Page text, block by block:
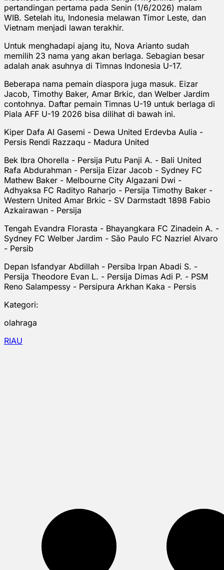
pertandingan pertama pada Senin (1/6/2026) malam
WIB. Setelah itu, Indonesia melawan Timor Leste, dan
Vietnam menjadi lawan terakhir.
Untuk menghadapi ajang itu, Nova Arianto sudah
memilih 23 nama yang akan berlaga. Sebagian besar
adalah anak asuhnya di Timnas Indonesia U-17.
Beberapa nama pemain diaspora juga masuk. Eizar
Jacob, Timothy Baker, Amar Brkic, dan Welber Jardim
contohnya. Daftar pemain Timnas U-19 untuk berlaga di
Piala AFF U-19 2026 bisa dilihat di bawah ini.
Kiper Dafa Al Gasemi - Dewa United Erdevba Aulia -
Persis Rendi Razzaqu - Madura United
Bek Ibra Ohorella - Persija Putu Panji A. - Bali United
Rafa Abdurahman - Persija Eizar Jacob - Sydney FC
Mathew Baker - Melbourne City Algazani Dwi -
Adhyaksa FC Radityo Raharjo - Persija Timothy Baker -
Western United Amar Brkic - SV Darmstadt 1898 Fabio
Azkairawan - Persija
Tengah Evandra Florasta - Bhayangkara FC Zinadein A. -
Sydney FC Welber Jardim - São Paulo FC Nazriel Alvaro
- Persib
Depan Isfandyar Abdillah - Persiba Irpan Abadi S. -
Persija Theodore Evan L. - Persija Dimas Adi P. - PSM
Reno Salampessy - Persipura Arkhan Kaka - Persis
Kategori:
olahraga
RIAU